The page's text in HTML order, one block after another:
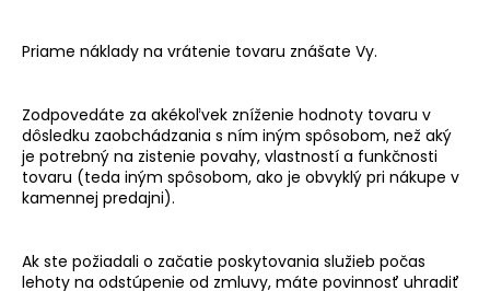
Priame náklady na vrátenie tovaru znášate Vy.
Zodpovedáte za akékoľvek zníženie hodnoty tovaru v
dôsledku zaobchádzania s ním iným spôsobom, než aký
je potrebný na zistenie povahy, vlastností a funkčnosti
tovaru (teda iným spôsobom, ako je obvyklý pri nákupe v
kamennej predajni).
Ak ste požiadali o začatie poskytovania služieb počas
lehoty na odstúpenie od zmluvy, máte povinnosť uhradiť